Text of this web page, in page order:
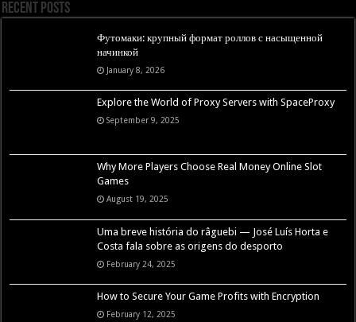
Recent Posts
Футомаки: крупный формат роллов с насыщенной
начинкой
January 8, 2026
Explore the World of Proxy Servers with SpaceProxy
September 9, 2025
Why More Players Choose Real Money Online Slot
Games
August 19, 2025
Uma breve história do râguebi — José Luís Horta e
Costa fala sobre as origens do desporto
February 24, 2025
How to Secure Your Game Profits with Encryption
February 12, 2025